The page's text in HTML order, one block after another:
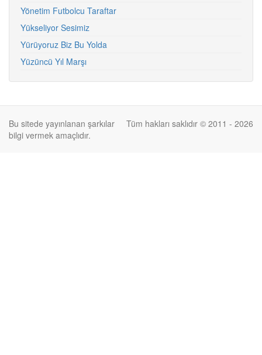
Yönetim Futbolcu Taraftar
Yükseliyor Sesimiz
Yürüyoruz Biz Bu Yolda
Yüzüncü Yıl Marşı
Tüm hakları saklıdır © 2011 - 2026
Bu sitede yayınlanan şarkılar
bilgi vermek amaçlıdır.